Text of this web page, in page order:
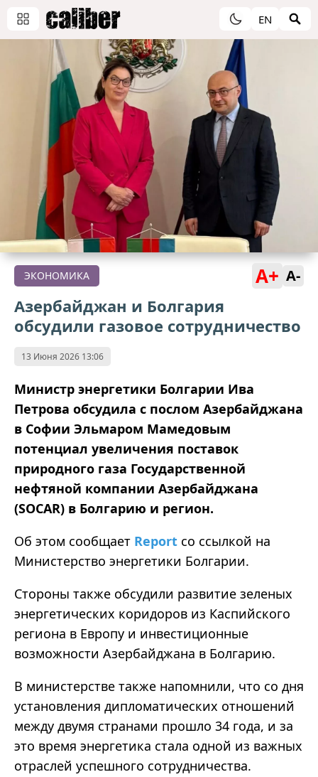
EN
ЭКОНОМИКА A+ A-
Азербайджан и Болгария
обсудили газовое сотрудничество
13 Июня 2026 13:06
Министр энергетики Болгарии Ива
Петрова обсудила с послом Азербайджана
в Софии Эльмаром Мамедовым
потенциал увеличения поставок
природного газа Государственной
нефтяной компании Азербайджана
(SOCAR) в Болгарию и регион.
Об этом сообщает Report со ссылкой на
Министерство энергетики Болгарии.
Стороны также обсудили развитие зеленых
энергетических коридоров из Каспийского
региона в Европу и инвестиционные
возможности Азербайджана в Болгарию.
В министерстве также напомнили, что со дня
установления дипломатических отношений
между двумя странами прошло 34 года, и за
это время энергетика стала одной из важных
отраслей успешного сотрудничества.